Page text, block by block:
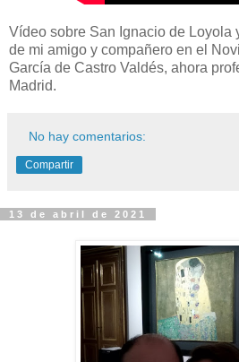
Vídeo sobre San Ignacio de Loyola
de mi amigo y compañero en el
García de Castro Valdés, ahora
Madrid.
No hay comentarios:
Compartir
13 de abril de 2021